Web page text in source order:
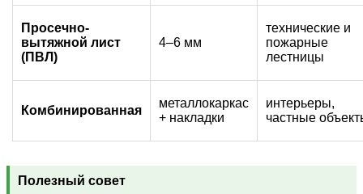
Просечно-
вытяжной лист
(ПВЛ)
4–6 мм
технические и
пожарные
лестницы
Комбинированная
металлокаркас
+ накладки
интерьеры,
частные
Полезный совет